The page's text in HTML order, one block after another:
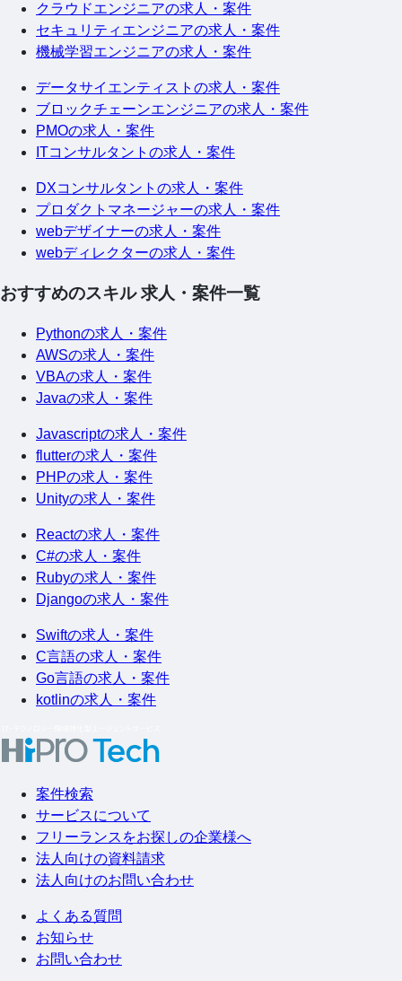
クラウドエンジニアの求人・案件
セキュリティエンジニアの求人・案件
機械学習エンジニアの求人・案件
データサイエンティストの求人・案件
ブロックチェーンエンジニアの求人・案件
PMOの求人・案件
ITコンサルタントの求人・案件
DXコンサルタントの求人・案件
プロダクトマネージャーの求人・案件
webデザイナーの求人・案件
webディレクターの求人・案件
おすすめのスキル 求人・案件一覧
Pythonの求人・案件
AWSの求人・案件
VBAの求人・案件
Javaの求人・案件
Javascriptの求人・案件
flutterの求人・案件
PHPの求人・案件
Unityの求人・案件
Reactの求人・案件
C#の求人・案件
Rubyの求人・案件
Djangoの求人・案件
Swiftの求人・案件
C言語の求人・案件
Go言語の求人・案件
kotlinの求人・案件
案件検索
サービスについて
フリーランスをお探しの企業様へ
法人向けの資料請求
法人向けのお問い合わせ
よくある質問
お知らせ
お問い合わせ